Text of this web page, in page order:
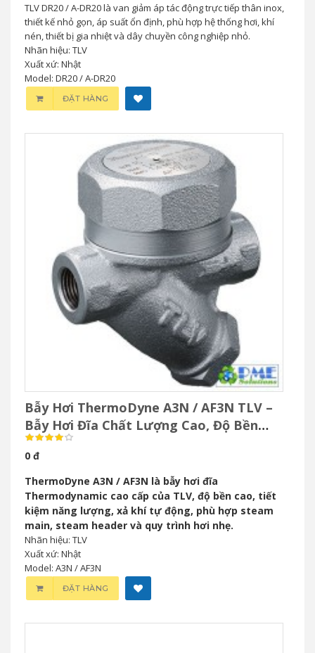
TLV DR20 / A-DR20 là van giảm áp tác động trực tiếp thân inox,
thiết kế nhỏ gọn, áp suất ổn định, phù hợp hệ thống hơi, khí
nén, thiết bị gia nhiệt và dây chuyền công nghiệp nhỏ.
Nhãn hiệu: TLV
Xuất xứ: Nhật
Model: DR20 / A-DR20
ĐẶT HÀNG
Bẫy Hơi ThermoDyne A3N / AF3N TLV –
Bẫy Hơi Đĩa Chất Lượng Cao, Độ Bền
Vượt Trội
0 đ
ThermoDyne A3N / AF3N là bẫy hơi đĩa
Thermodynamic cao cấp của TLV, độ bền cao, tiết
kiệm năng lượng, xả khí tự động, phù hợp steam
main, steam header và quy trình hơi nhẹ.
Nhãn hiệu: TLV
Xuất xứ: Nhật
Model: A3N / AF3N
ĐẶT HÀNG